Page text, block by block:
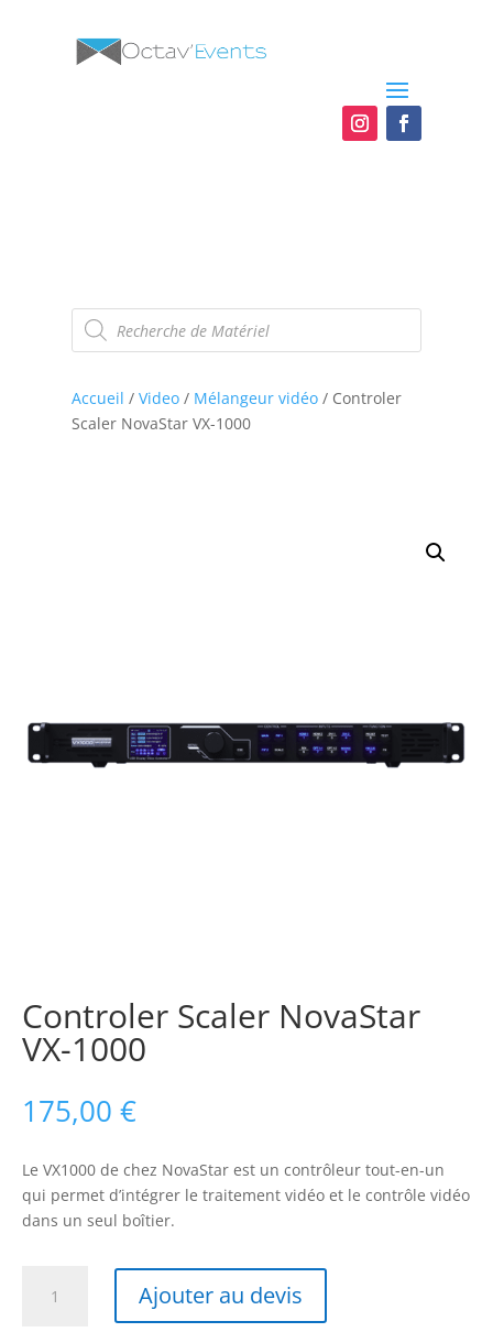
Recherche
de
produits
Accueil / Video/ Mélangeur vidéo/ Controler
Scaler NovaStar VX-1000
Controler Scaler NovaStar
VX-1000
175,00 €
Le VX1000 de chez NovaStar est un contrôleur tout-en-un
qui permet d’intégrer le traitement vidéo et le contrôle vidéo
dans un seul boîtier.
Ajouter au devis